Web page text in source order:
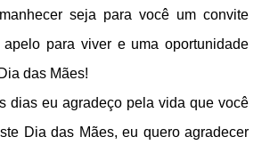
seja para você um convite
apelo para viver e uma oportunidade
das Mães!
dias eu agradeço pela vida que você
Dia das Mães, eu quero agradecer